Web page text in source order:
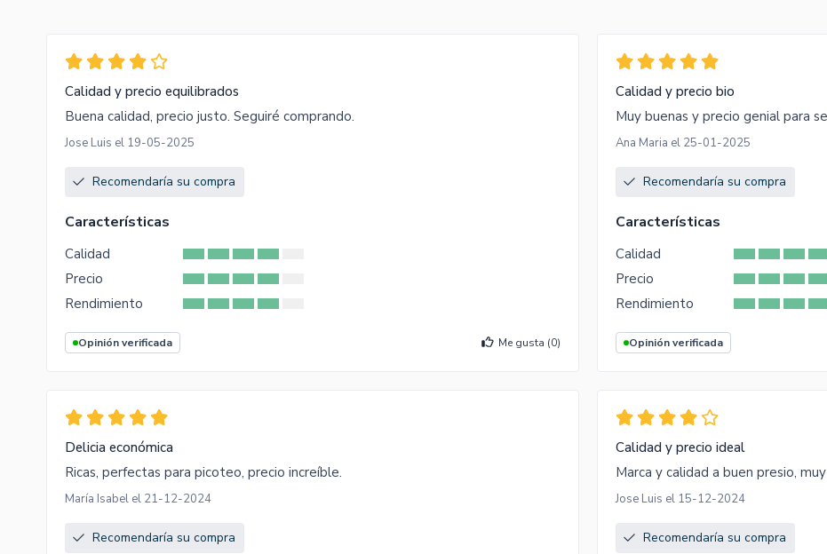
Calidad y precio equilibrados
Buena calidad, precio justo. Seguiré comprando.
Jose Luis el 19-05-2025
Recomendaría su compra
Características
Calidad
Precio
Rendimiento
Opinión verificada Me gusta (0)
Calidad y precio bio
Muy buenas y precio genial para
Ana Maria el 25-01-2025
Recomendaría su compra
Características
Calidad
Precio
Rendimiento
Opinión verificada
Delicia económica
Ricas, perfectas para picoteo, precio increíble.
María Isabel el 21-12-2024
Recomendaría su compra
Calidad y precio ideal
Marca y calidad a buen presio,
Jose Luis el 15-12-2024
Recomendaría su compra